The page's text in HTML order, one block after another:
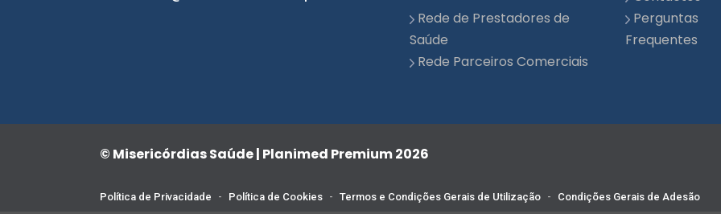
Rede Parceiros Comerciais
Política de Privacidade Política de Cookies - Termos e Condições Gerais de Utilização